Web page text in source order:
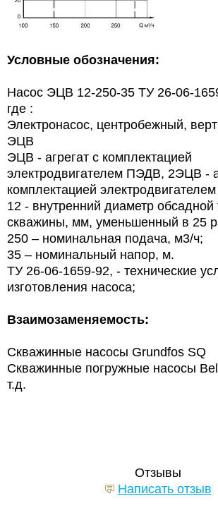
Условные обозначения:
Насос ЭЦВ 12-250-35 ТУ 26-06-
где :
Электронасос, центробежный,
ЭЦВ
ЭЦВ - агрегат с комплектацией
электродвигателем ПЭДВ, 2ЭЦВ -
комплектацией
12 - внутренний диаметр обсадной
скважины, мм, уменьшенный в 25
250 – номинальная подача, м3/ч;
35 – номинальный напор, м.
ТУ 26-06-1659-92, - технические
изготовления насоса;
Взаимозаменяемость:
Скважинные насосы Grundfos SQ
Скважинные погружные насосы
т.д.
Отзывы
Написать отзыв